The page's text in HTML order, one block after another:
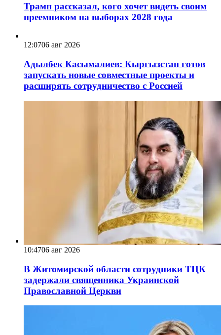
Трамп рассказал, кого хочет видеть своим
преемником на выборах 2028 года
12:0706 авг 2026
Адылбек Касымалиев: Кыргызстан готов
запускать новые совместные проекты и
расширять сотрудничество с Россией
10:4706 авг 2026
В Житомирской области сотрудники ТЦК
задержали священника Украинской
Православной Церкви